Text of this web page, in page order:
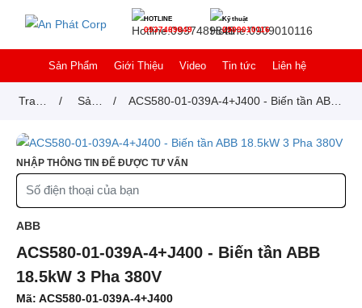
HOTLINE
0937489849
Kỹ thuật
0909010116
Sản Phẩm Giới Thiệu Video Tin tức Liên hệ
Trang
chủ
/ Sản / ACS580-01-039A-4+J400 - Biến tần ABB
NHẬP THÔNG TIN ĐỂ ĐƯỢC TƯ VẤN
ABB
ACS580-01-039A-4+J400 - Biến tần ABB
18.5kW 3 Pha 380V
Mã: ACS580-01-039A-4+J400